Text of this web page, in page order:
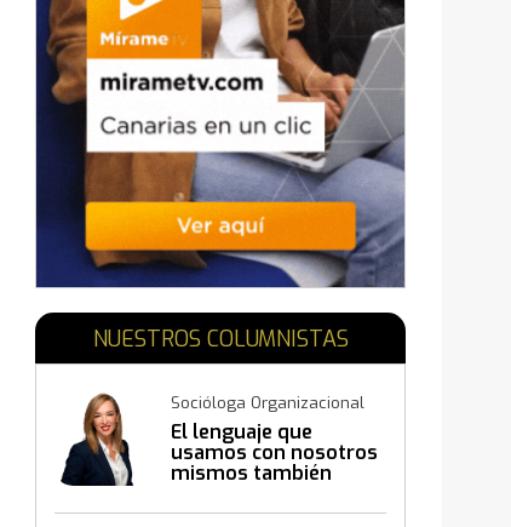
NUESTROS COLUMNISTAS
Socióloga Organizacional
El lenguaje que
usamos con nosotros
mismos también